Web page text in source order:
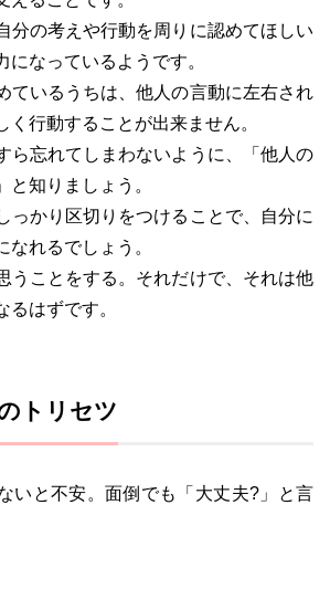
分の考えや行動を周りに認めてほしい
になっているようです。
ているうちは、他人の言動に左右され
く行動することが出来ません。
ら忘れてしまわないように、「他人の
と知りましょう。
っかり区切りをつけることで、自分に
なれるでしょう。
うことをする。それだけで、それは他
るはずです。
トリセツ
いと不安。面倒でも「大丈夫?」と言